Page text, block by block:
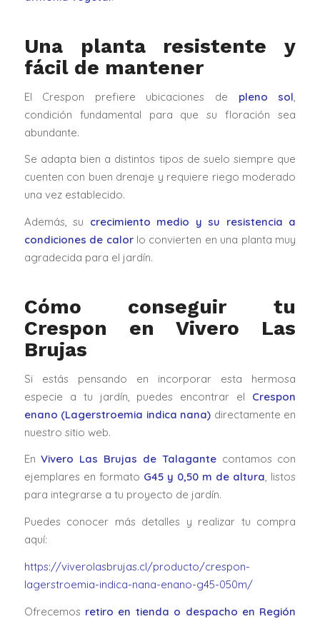
Una planta resistente y
fácil de mantener
El Crespon prefiere ubicaciones de pleno sol
condición fundamental para que su floración sea
abundante.
Se adapta bien a distintos tipos de suelo siempre que
cuenten con buen drenaje y requiere riego moderado
una vez establecido.
Además, su crecimiento medio y su resistencia a
condiciones de calorlo convierten en una planta muy
agradecida para el jardín.
Cómo conseguir tu
Crespon en Vivero Las
Brujas
Si estás pensando en incorporar esta hermosa
especie a tu jardín, puedes encontrar el Crespon
enano (Lagerstroemia indica nana) directamente en
nuestro sitio web.
EnVivero Las Brujas de Talagantecontamos con
ejemplares en formato G45 y 0,50 m de altura, listos
para integrarse a tu proyecto de jardín.
Puedes conocer más detalles y realizar tu compra
aquí:
https://viverolasbrujas.cl/producto/crespon-
lagerstroemia-indica-nana-enano-g45-050m/
Ofrecemos retiro en tienda o despacho en Región